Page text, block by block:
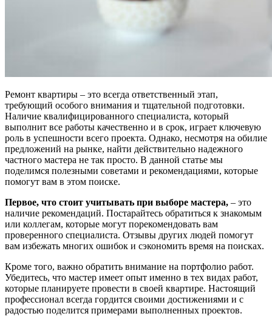
Ремонт квартиры – это всегда ответственный этап,
требующий особого внимания и тщательной подготовки.
Наличие квалифицированного специалиста, который
выполнит все работы качественно и в срок, играет ключевую
роль в успешности всего проекта. Однако, несмотря на обилие
предложений на рынке, найти действительно надежного
частного мастера не так просто. В данной статье мы
поделимся полезными советами и рекомендациями, которые
помогут вам в этом поиске.
Первое, что стоит учитывать при выборе мастера, – это
наличие рекомендаций. Постарайтесь обратиться к знакомым
или коллегам, которые могут порекомендовать вам
проверенного специалиста. Отзывы других людей помогут
вам избежать многих ошибок и сэкономить время на поисках.
Кроме того, важно обратить внимание на портфолио работ.
Убедитесь, что мастер имеет опыт именно в тех видах работ,
которые планируете провести в своей квартире. Настоящий
профессионал всегда гордится своими достижениями и с
радостью поделится примерами выполненных проектов.